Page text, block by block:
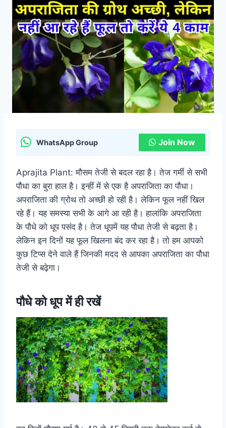
WhatsApp Group Join Now
Aprajita Plant: मौसम तेजी से बदल रहा है। तेज गर्मी से सभी
पौधा का बुरा हाल है। इन्हीं में से एक है अपराजिता का पौधा।
अपराजिता की ग्रोथ तो अच्छी हो रही है। लेकिन फूल नहीं खिल
रहे हैं। यह समस्या सभी के आगे आ रही है। हालांकि अपराजिता
के पौधे को धूप पसंद है। तेज धूपमें यह पौधा तेजी से बढ़ता है।
लेकिन इन दिनों यह फूल खिलना बंद कर रहा है। ताे हम आपको
कुछ टिप्स देने वाले हैं जिनकी मदद से आपका अपराजिता का पौधा
तेजी से बढ़ेगा।
पौधे को धूप में ही रखें